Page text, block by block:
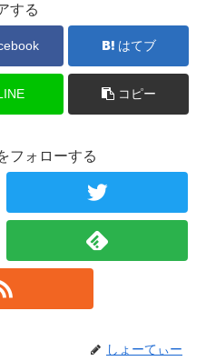
する
はてブ
コピー
フォローする
しょーてぃー